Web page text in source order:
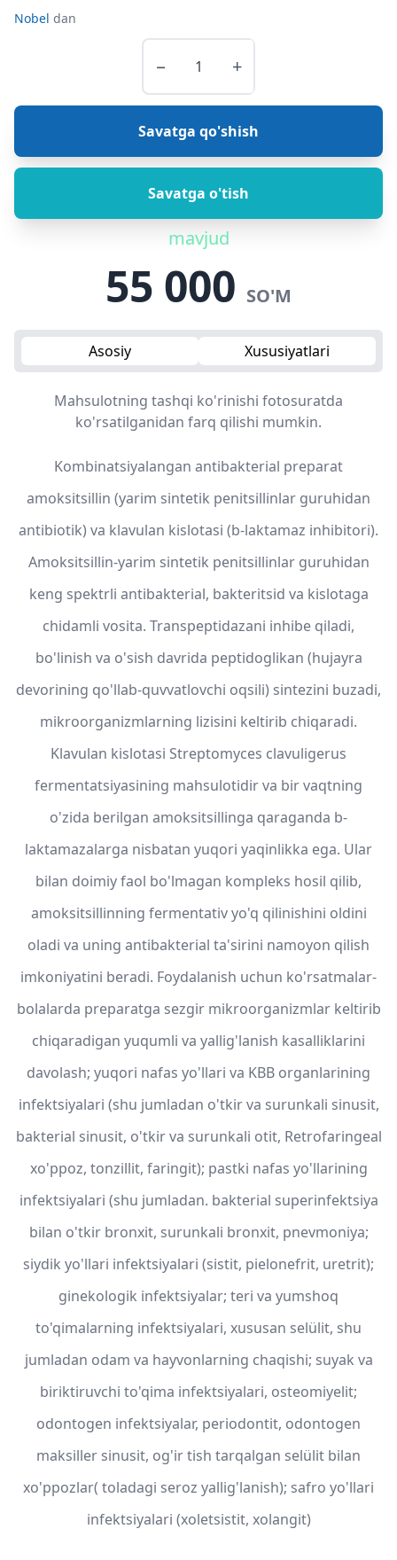
Nobel dan
− +
Savatga qo'shish
Savatga o'tish
mavjud
55 000 SO'M
Asosiy Xususiyatlari
Mahsulotning tashqi ko'rinishi fotosuratda
ko'rsatilganidan farq qilishi mumkin.
Kombinatsiyalangan antibakterial preparat
amoksitsillin (yarim sintetik penitsillinlar guruhidan
antibiotik) va klavulan kislotasi (b-laktamaz inhibitori).
Amoksitsillin-yarim sintetik penitsillinlar guruhidan
keng spektrli antibakterial, bakteritsid va kislotaga
chidamli vosita. Transpeptidazani inhibe qiladi,
bo'linish va o'sish davrida peptidoglikan (hujayra
devorining qo'llab-quvvatlovchi oqsili) sintezini buzadi,
mikroorganizmlarning lizisini keltirib chiqaradi.
Klavulan kislotasi Streptomyces clavuligerus
fermentatsiyasining mahsulotidir va bir vaqtning
o'zida berilgan amoksitsillinga qaraganda b-
laktamazalarga nisbatan yuqori yaqinlikka ega. Ular
bilan doimiy faol bo'lmagan kompleks hosil qilib,
amoksitsillinning fermentativ yo'q qilinishini oldini
oladi va uning antibakterial ta'sirini namoyon qilish
imkoniyatini beradi. Foydalanish uchun ko'rsatmalar-
bolalarda preparatga sezgir mikroorganizmlar keltirib
chiqaradigan yuqumli va yallig'lanish kasalliklarini
davolash; yuqori nafas yo'llari va KBB organlarining
infektsiyalari (shu jumladan o'tkir va surunkali sinusit,
bakterial sinusit, o'tkir va surunkali otit, Retrofaringeal
xo'ppoz, tonzillit, faringit); pastki nafas yo'llarining
infektsiyalari (shu jumladan. bakterial superinfektsiya
bilan o'tkir bronxit, surunkali bronxit, pnevmoniya;
siydik yo'llari infektsiyalari (sistit, pielonefrit, uretrit);
ginekologik infektsiyalar; teri va yumshoq
to'qimalarning infektsiyalari, xususan selülit, shu
jumladan odam va hayvonlarning chaqishi; suyak va
biriktiruvchi to'qima infektsiyalari, osteomiyelit;
odontogen infektsiyalar, periodontit, odontogen
maksiller sinusit, og'ir tish tarqalgan selülit bilan
xo'ppozlar( toladagi seroz yallig'lanish); safro yo'llari
infektsiyalari (xoletsistit, xolangit)